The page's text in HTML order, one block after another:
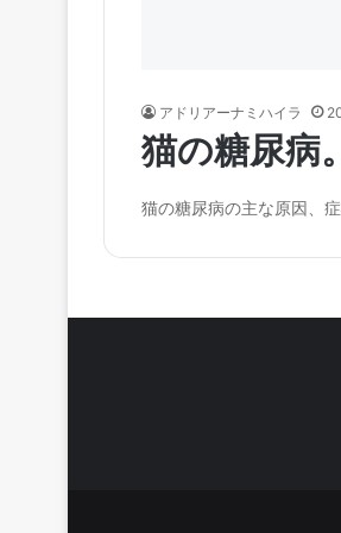
アドリアーナミハイラ
猫の糖尿病
猫の糖尿病の主な原因、